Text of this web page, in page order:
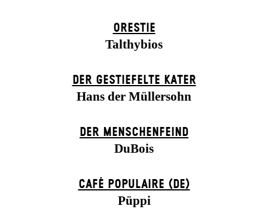
ORESTIE
Talthybios
DER GESTIEFELTE KATER
Hans der Müllersohn
DER MENSCHENFEIND
DuBois
CAFÉ POPULAIRE (DE)
Püppi